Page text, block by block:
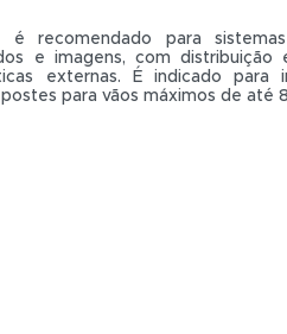
é recomendado para
e imagens, com distribuição
externas. É indicado para
para vãos máximos de até